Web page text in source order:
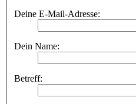
Deine E-Mail-Adresse:
Dein Name:
Betreff: